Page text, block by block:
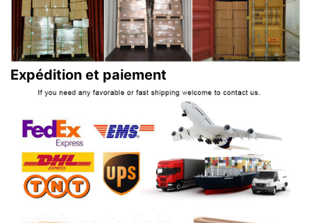
Expédition et paiement